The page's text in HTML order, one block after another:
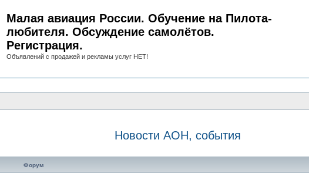
Малая авиация России. Обучение на Пилота-
любителя. Обсуждение самолётов.
Регистрация.
Объявлений с продажей и рекламы услуг НЕТ!
Новости АОН, события
Форум